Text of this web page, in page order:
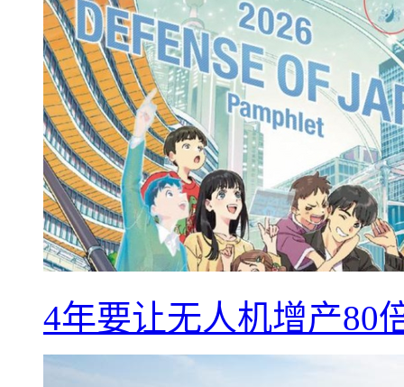
4年要让无人机增产80